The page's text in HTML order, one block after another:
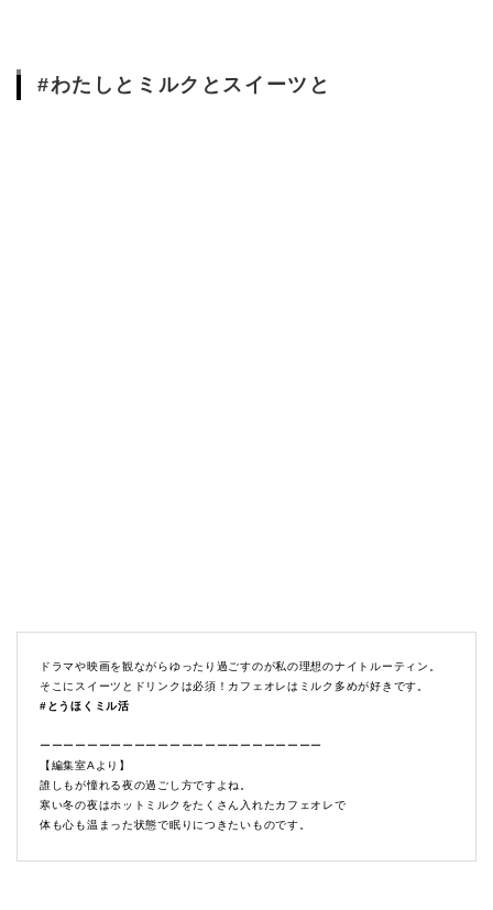
#わたしとミルクとスイーツと
ドラマや映画を観ながらゆったり過ごすのが私の理想のナイトルーティン。
そこにスイーツとドリンクは必須！カフェオレはミルク多めが好きです。
#とうほくミル活
ーーーーーーーーーーーーーーーーーーーーーーーー
【編集室Aより】
誰しもが憧れる夜の過ごし方ですよね。
寒い冬の夜はホットミルクをたくさん入れたカフェオレで
体も心も温まった状態で眠りにつきたいものです。